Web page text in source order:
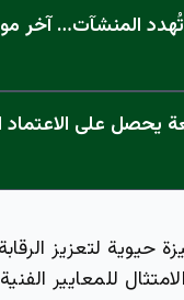
المنشآت… آخر
حيوية لتعزيز
للمعايير